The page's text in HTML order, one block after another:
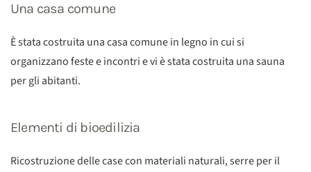
Una casa comune
È stata costruita una casa comune in legno in cui si
organizzano feste e incontri e vi è stata costruita una sauna
per gli abitanti.
Elementi di bioedilizia
Ricostruzione delle case con materiali naturali, serre per il